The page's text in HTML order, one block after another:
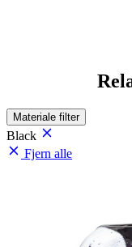
Materiale filter
Black
Fjern alle